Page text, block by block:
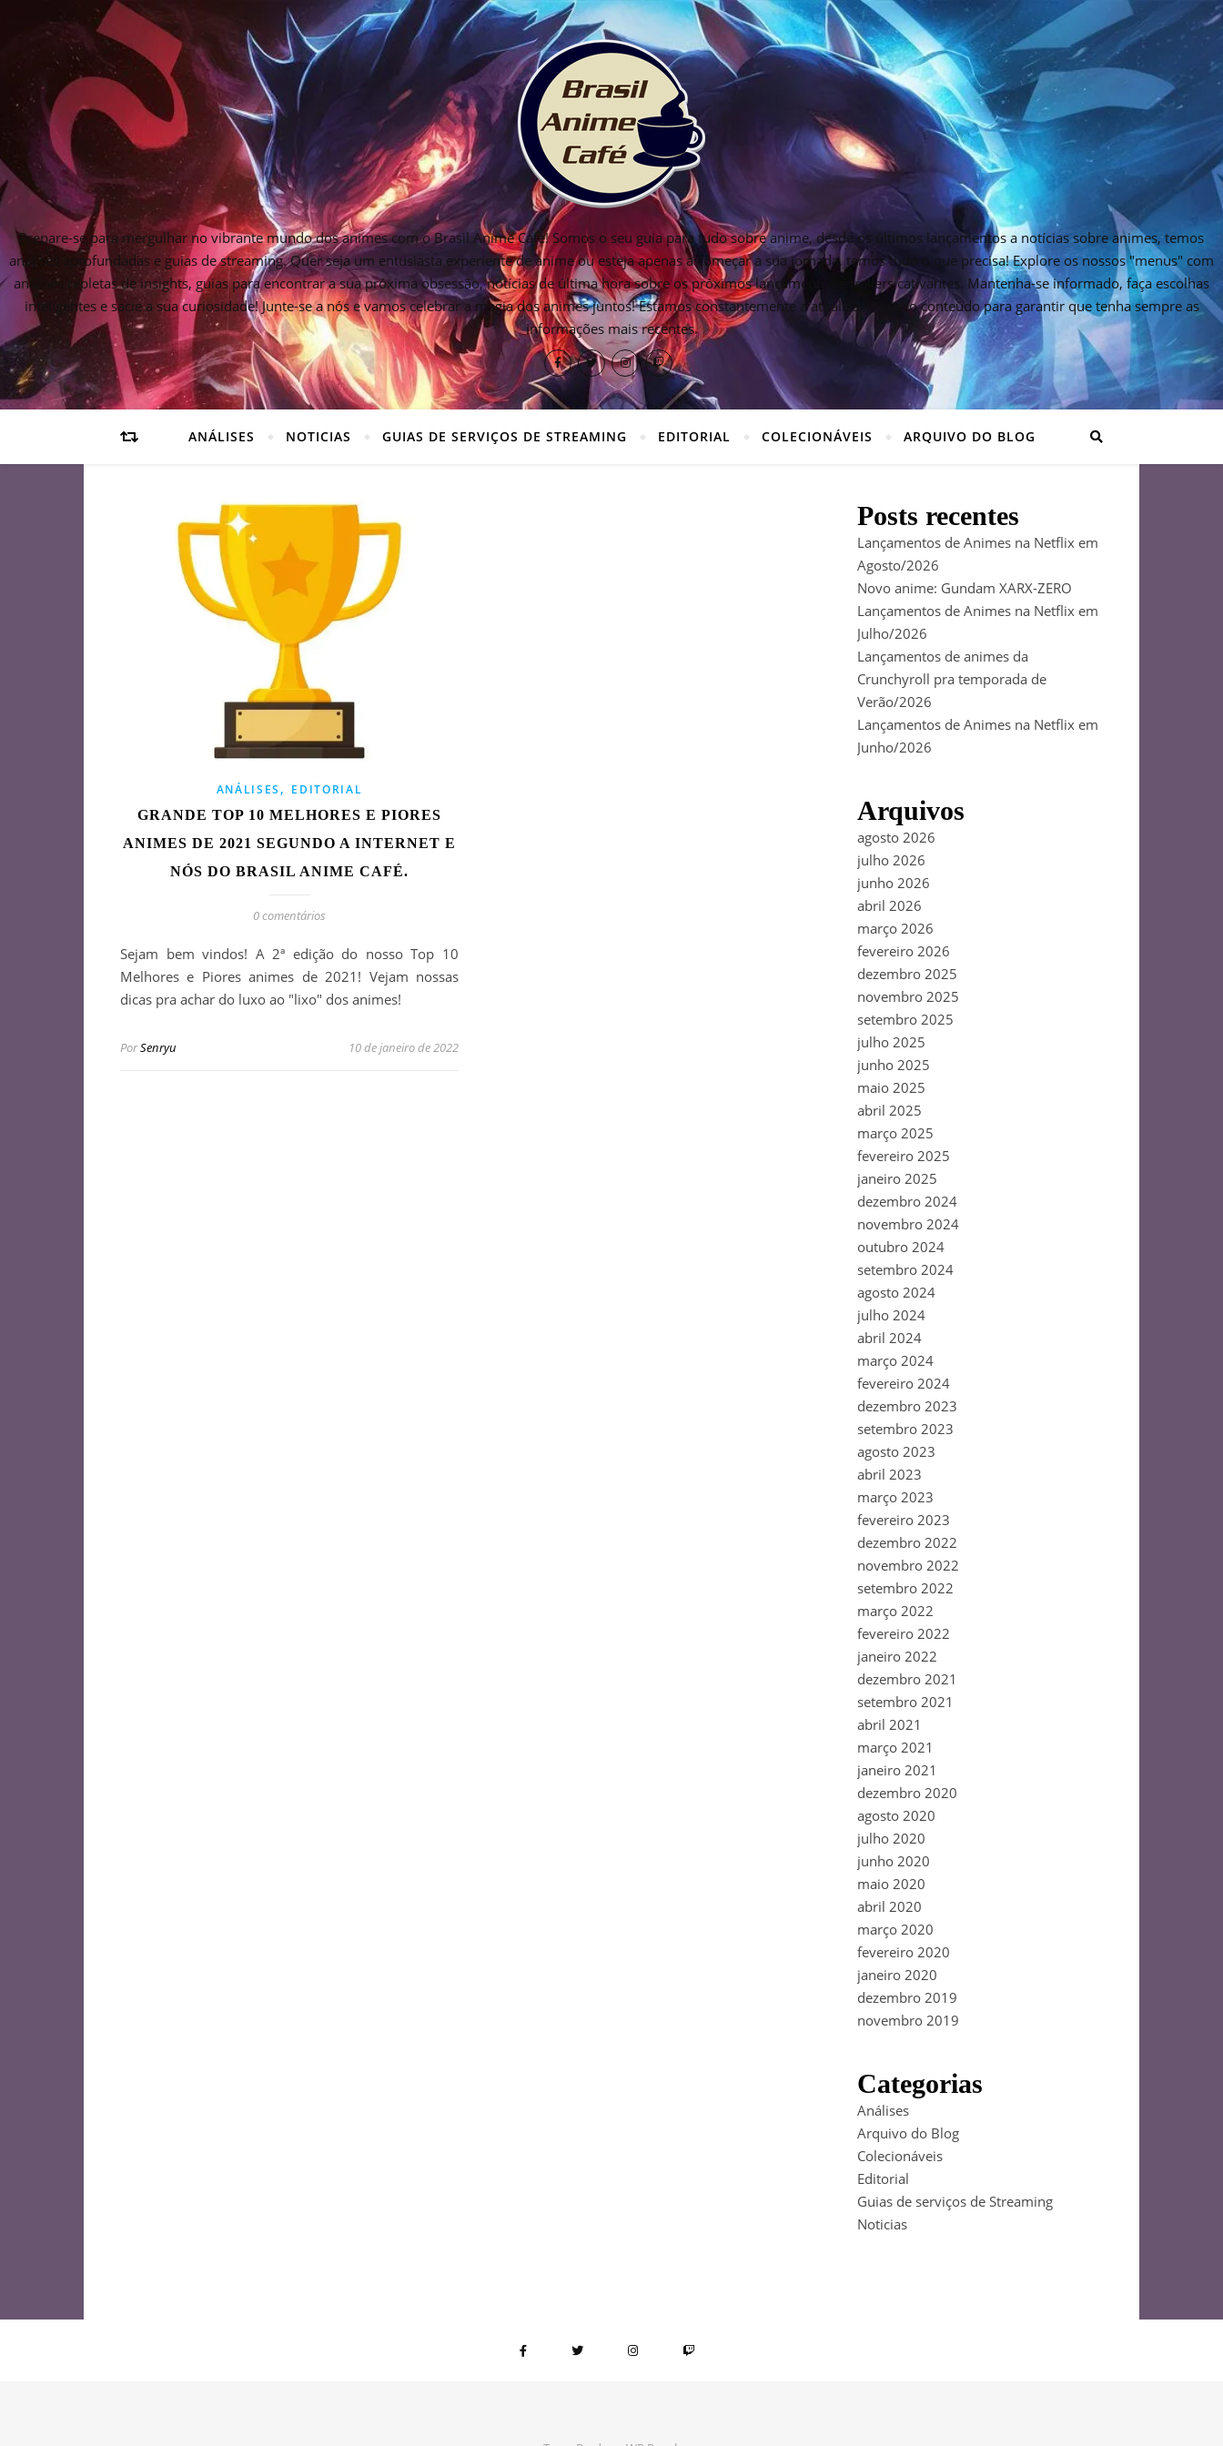
Prepare-se para mergulhar no vibrante mundo dos animes com o Brasil Anime Cafe! Somos o seu guia para tudo sobre anime, desde os últimos lançamentos a notícias sobre animes, temos
análises aprofundadas e guias de streaming. Quer seja um entusiasta experiente de anime ou esteja apenas a começar a sua jornada, temos tudo o que precisa! Explore os nossos "menus" com
análises repletas de insights, guias para encontrar a sua próxima obsessão, notícias de última hora sobre os próximos lançamentos e trailers cativantes. Mantenha-se informado, faça escolhas
inteligentes e sacie a sua curiosidade! Junte-se a nós e vamos celebrar a magia dos animes juntos! Estamos constantemente a atualizar o nosso conteúdo para garantir que tenha sempre as
informações mais recentes.
ANÁLISES NOTICIAS GUIAS DE SERVIÇOS DE STREAMING EDITORIAL COLECIONÁVEIS ARQUIVO DO BLOG
ANÁLISES, EDITORIAL
GRANDE TOP 10 MELHORES E PIORES
ANIMES DE 2021 SEGUNDO A INTERNET E
NÓS DO BRASIL ANIME CAFÉ.
0 comentários
Sejam bem vindos! A 2ª edição do nosso Top 10
Melhores e Piores animes de 2021! Vejam nossas
dicas pra achar do luxo ao "lixo" dos animes!
PorSenryu 10 de janeiro de 2022
Posts recentes
Lançamentos de Animes na Netflix em
Agosto/2026
Novo anime: Gundam XARX-ZERO
Lançamentos de Animes na Netflix em
Julho/2026
Lançamentos de animes da
Crunchyroll pra temporada de
Verão/2026
Lançamentos de Animes na Netflix em
Junho/2026
Arquivos
agosto 2026
julho 2026
junho 2026
abril 2026
março 2026
fevereiro 2026
dezembro 2025
novembro 2025
setembro 2025
julho 2025
junho 2025
maio 2025
abril 2025
março 2025
fevereiro 2025
janeiro 2025
dezembro 2024
novembro 2024
outubro 2024
setembro 2024
agosto 2024
julho 2024
abril 2024
março 2024
fevereiro 2024
dezembro 2023
setembro 2023
agosto 2023
abril 2023
março 2023
fevereiro 2023
dezembro 2022
novembro 2022
setembro 2022
março 2022
fevereiro 2022
janeiro 2022
dezembro 2021
setembro 2021
abril 2021
março 2021
janeiro 2021
dezembro 2020
agosto 2020
julho 2020
junho 2020
maio 2020
abril 2020
março 2020
fevereiro 2020
janeiro 2020
dezembro 2019
novembro 2019
Categorias
Análises
Arquivo do Blog
Colecionáveis
Editorial
Guias de serviços de Streaming
Noticias